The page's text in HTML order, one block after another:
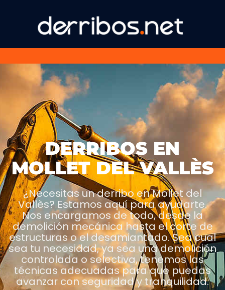
DERRIBOS EN
MOLLET DEL VALLÈS
¿Necesitas un derribo en Mollet del
Vallès? Estamos aquí para ayudarte.
Nos encargamos de todo, desde la
demolición mecánica hasta el corte de
estructuras o el desamiantado. Sea cual
sea tu necesidad, ya sea una demolición
controlada o selectiva, tenemos las
técnicas adecuadas para que puedas
avanzar con seguridad y tranquilidad.